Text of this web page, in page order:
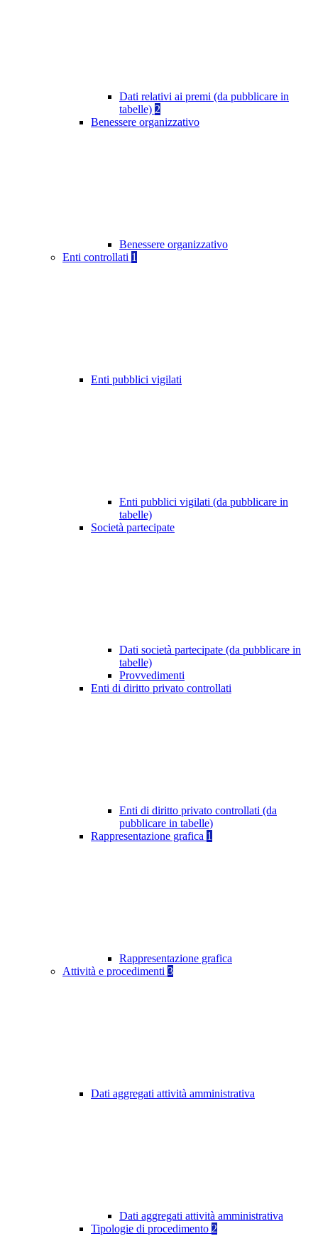
Dati relativi ai premi (da pubblicare in
tabelle) 2
Benessere organizzativo
Benessere organizzativo
Enti controllati 1
Enti pubblici vigilati
Enti pubblici vigilati (da pubblicare in
tabelle)
Società partecipate
Dati società partecipate (da pubblicare in
tabelle)
Provvedimenti
Enti di diritto privato controllati
Enti di diritto privato controllati (da
pubblicare in tabelle)
Rappresentazione grafica 1
Rappresentazione grafica
Attività e procedimenti 3
Dati aggregati attività amministrativa
Dati aggregati attività amministrativa
Tipologie di procedimento 2